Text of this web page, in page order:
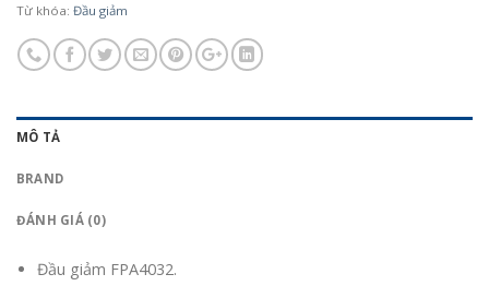
Từ khóa: Đầu giảm
MÔ TẢ
BRAND
ĐÁNH GIÁ (0)
Đầu giảm FPA4032.